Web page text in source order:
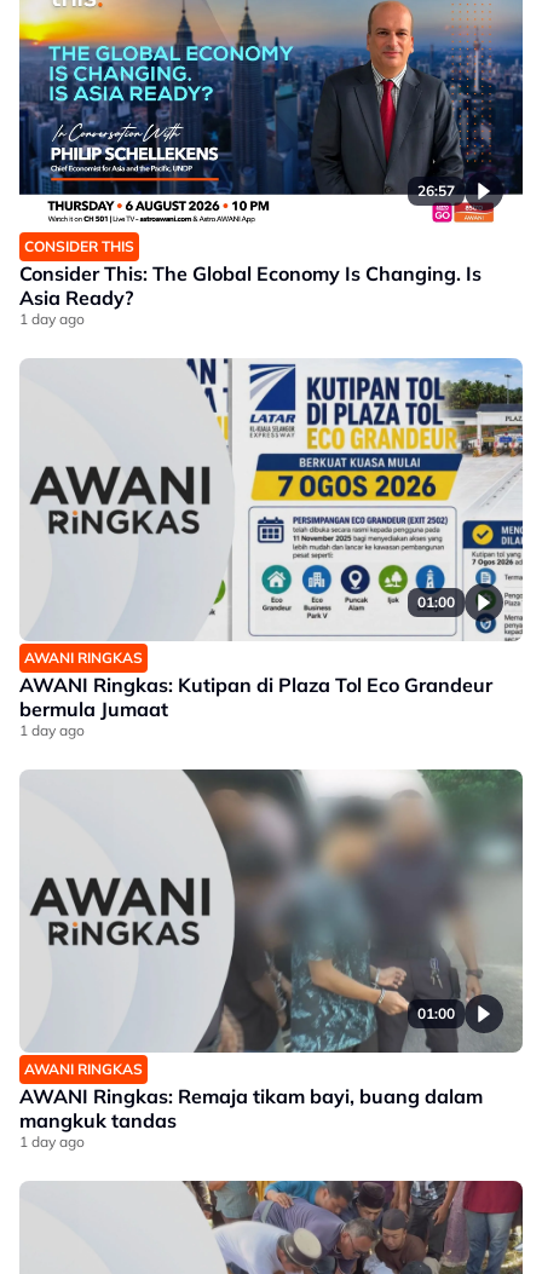
26:57
CONSIDER THIS
Consider This: The Global Economy Is Changing. Is
Asia Ready?
1 day ago
01:00
AWANI RINGKAS
AWANI Ringkas: Kutipan di Plaza Tol Eco Grandeur
bermula Jumaat
1 day ago
01:00
AWANI RINGKAS
AWANI Ringkas: Remaja tikam bayi, buang dalam
mangkuk tandas
1 day ago